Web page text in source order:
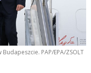
PAP/EPA/ZSOLT